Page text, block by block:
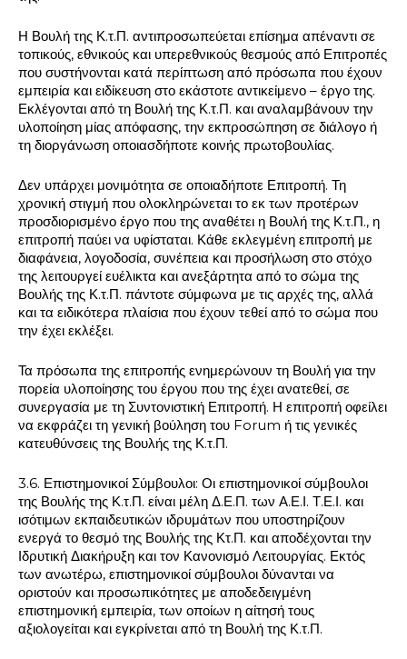
Η Βουλή της Κ.τ.Π. αντιπροσωπεύεται επίσημα απέναντι σε
τοπικούς, εθνικούς και υπερεθνικούς θεσμούς από Επιτροπές
που συστήνονται κατά περίπτωση από πρόσωπα που έχουν
εμπειρία και ειδίκευση στο εκάστοτε αντικείμενο – έργο της.
Εκλέγονται από τη Βουλή της Κ.τ.Π. και αναλαμβάνουν την
υλοποίηση μίας απόφασης, την εκπροσώπηση σε διάλογο ή
τη διοργάνωση οποιασδήποτε κοινής πρωτοβουλίας.
Δεν υπάρχει μονιμότητα σε οποιαδήποτε Επιτροπή. Τη
χρονική στιγμή που ολοκληρώνεται το εκ των προτέρων
προσδιορισμένο έργο που της αναθέτει η Βουλή της Κ.τ.Π., η
επιτροπή παύει να υφίσταται. Κάθε εκλεγμένη επιτροπή με
διαφάνεια, λογοδοσία, συνέπεια και προσήλωση στο στόχο
της λειτουργεί ευέλικτα και ανεξάρτητα από το σώμα της
Βουλής της Κ.τ.Π. πάντοτε σύμφωνα με τις αρχές της, αλλά
και τα ειδικότερα πλαίσια που έχουν τεθεί από το σώμα που
την έχει εκλέξει.
Τα πρόσωπα της επιτροπής ενημερώνουν τη Βουλή για την
πορεία υλοποίησης του έργου που της έχει ανατεθεί, σε
συνεργασία με τη Συντονιστική Επιτροπή. Η επιτροπή οφείλει
να εκφράζει τη γενική βούληση του Forum ή τις γενικές
κατευθύνσεις της Βουλής της Κ.τ.Π.
3.6. Επιστημονικοί Σύμβουλοι: Οι επιστημονικοί σύμβουλοι
της Βουλής της Κ.τ.Π. είναι μέλη Δ.Ε.Π. των Α.Ε.Ι. Τ.Ε.Ι. και
ισότιμων εκπαιδευτικών ιδρυμάτων που υποστηρίζουν
ενεργά το θεσμό της Βουλής της Κτ.Π. και αποδέχονται την
Ιδρυτική Διακήρυξη και τον Κανονισμό Λειτουργίας. Εκτός
των ανωτέρω, επιστημονικοί σύμβουλοι δύνανται να
οριστούν και προσωπικότητες με αποδεδειγμένη
επιστημονική εμπειρία, των οποίων η αίτησή τους
αξιολογείται και εγκρίνεται από τη Βουλή της Κ.τ.Π.